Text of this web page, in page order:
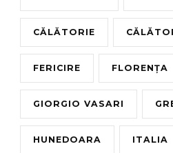
CĂLĂTORIE
FERICIRE FLORENȚA
GIORGIO VASARI
HUNEDOARA ITALIA